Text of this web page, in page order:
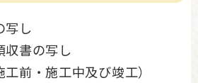
写し
収書の写し
前・施工中及び竣工）